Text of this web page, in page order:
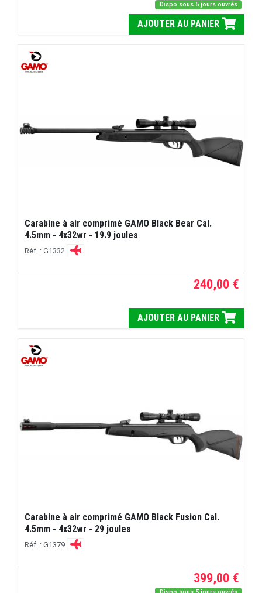
Dispo sous 5 jours ouvrés
AJOUTER AU PANIER
Carabine à air comprimé GAMO Black Bear Cal.
4.5mm - 4x32wr - 19.9 joules
Réf. : G1332
240,00 €
AJOUTER AU PANIER
Carabine à air comprimé GAMO Black Fusion Cal.
4.5mm - 4x32wr - 29 joules
Réf. : G1379
399,00 €